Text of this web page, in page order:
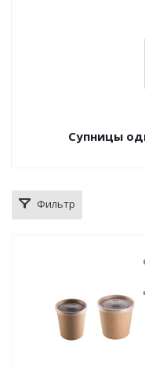
Супницы
Фильтр